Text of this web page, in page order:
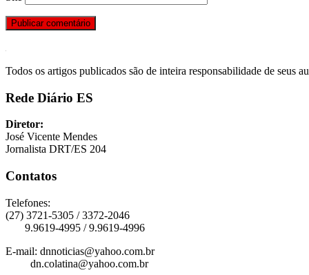
Todos os artigos publicados são de inteira responsabilidade de seus
Rede Diário ES
Diretor:
José Vicente Mendes
Jornalista DRT/ES 204
Contatos
Telefones:
(27) 3721-5305 / 3372-2046
9.9619-4995 / 9.9619-4996
E-mail: dnnoticias@yahoo.com.br
dn.colatina@yahoo.com.br